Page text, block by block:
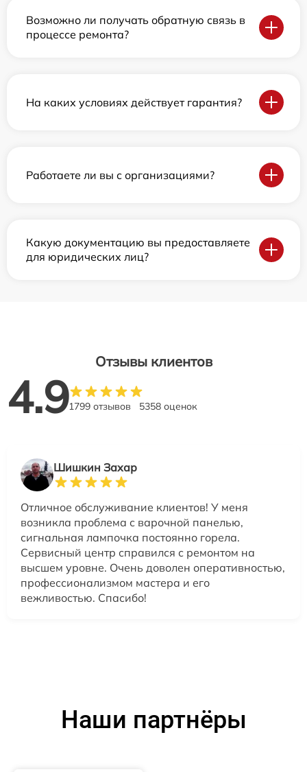
Возможно ли получать обратную связь в
процессе ремонта?
На каких условиях действует гарантия?
Работаете ли вы с организациями?
Какую документацию вы предоставляете
для юридических лиц?
Отзывы клиентов
4.91799 отзывов 5358 оценок
Шишкин Захар
Отличное обслуживание клиентов! У меня
возникла проблема с варочной панелью,
сигнальная лампочка постоянно горела.
Сервисный центр справился с ремонтом на
высшем уровне. Очень доволен оперативностью,
профессионализмом мастера и его
вежливостью. Спасибо!
Наши партнёры